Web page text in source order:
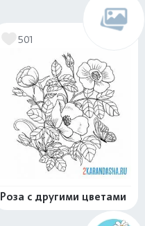
501
Роза с другими цветами